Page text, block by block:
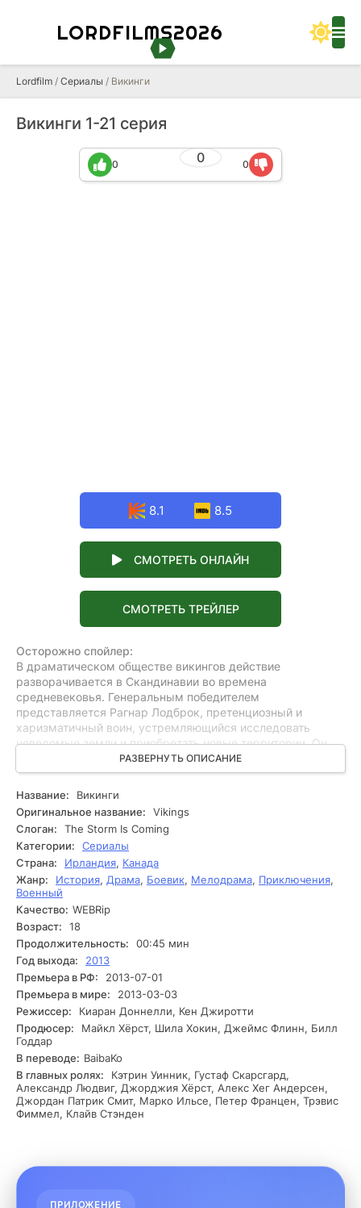
LORDFILMS2026
Lordfilm / Сериалы / Викинги
Викинги 1-21 серия
0
0 0
8.1 8.5
СМОТРЕТЬ ОНЛАЙН
СМОТРЕТЬ ТРЕЙЛЕР
Осторожно спойлер:
В драматическом обществе викингов действие
разворачивается в Скандинавии во времена
средневековья. Генеральным победителем
представляется Рагнар Лодброк, претенциозный и
харизматичный воин, устремляющийся исследовать
неведомые земли и приобретать новые территории. Он
вместе с семьей и преданными спутниками отправляется
в рискованные морские экспедиции, что приводит к
конфликтам с местными правителями и соперниками.
прервать классические торговые маршруты и
направляется на запад, открывая новые горизонты для
своего народа. С течением времени Рагнар сталкивается
с множеством препятствий. Странствования становятся
полными опасностей, и его решения приводят к
внутренним конфликтам среди его людей. В это время
Рагнар ищет поддержку у своих близких, таких как
Лагерта, его жена и воин, и Асе, его брат, которые играют
первостепенную роль в его судьбе. Однако борьба с
другими главарями и опасность со стороны христианских
королевств усложняют ситуацию. В конечном итоге
Рагнар оказывается перед выбором, который может
изменить всё: продолжить войну за власть или принять
новые стандарты и мирные соглашения.
РАЗВЕРНУТЬ ОПИСАНИЕ
Название:
Викинги
Оригинальное название:
Vikings
Слоган:
The Storm Is Coming
Категории:
Сериалы
Страна:
Ирландия, Канада
Жанр:
История, Драма, Боевик, Мелодрама, Приключения,
Военный
Качество: WEBRip
Возраст:
18
Продолжительность:
00:45 мин
Год выхода:
2013
Премьера в РФ:
2013-07-01
Премьера в мире:
2013-03-03
Режиссер:
Киаран Доннелли, Кен Джиротти
Продюсер:
Майкл Хёрст, Шила Хокин, Джеймс Флинн, Билл
Годдар
В переводе: BaibaKo
В главных ролях:
Кэтрин Уинник, Густаф Скарсгард,
Александр Людвиг, Джорджия Хёрст, Алекс Хег Андерсен,
Джордан Патрик Смит, Марко Ильсе, Петер Францен, Трэвис
Фиммел, Клайв Стэнден
ПРИЛОЖЕНИЕ